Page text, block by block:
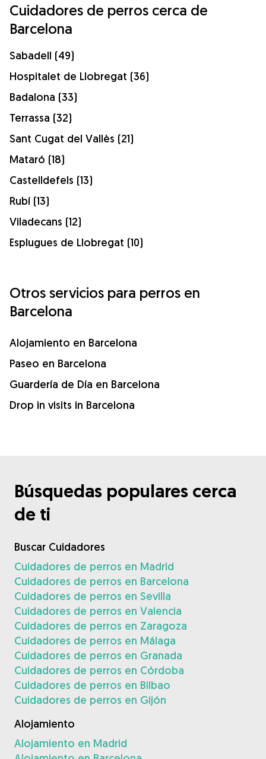
Cuidadores de perros cerca de
Barcelona
Sabadell (49)
Hospitalet de Llobregat (36)
Badalona (33)
Terrassa (32)
Sant Cugat del Vallès (21)
Mataró (18)
Castelldefels (13)
Rubí (13)
Viladecans (12)
Esplugues de Llobregat (10)
Otros servicios para perros en
Barcelona
Alojamiento en Barcelona
Paseo en Barcelona
Guardería de Día en Barcelona
Drop in visits in Barcelona
Búsquedas populares cerca
de ti
Buscar Cuidadores
Cuidadores de perros en Madrid
Cuidadores de perros en Barcelona
Cuidadores de perros en Sevilla
Cuidadores de perros en Valencia
Cuidadores de perros en Zaragoza
Cuidadores de perros en Málaga
Cuidadores de perros en Granada
Cuidadores de perros en Córdoba
Cuidadores de perros en Bilbao
Cuidadores de perros en Gijón
Alojamiento
Alojamiento en Madrid